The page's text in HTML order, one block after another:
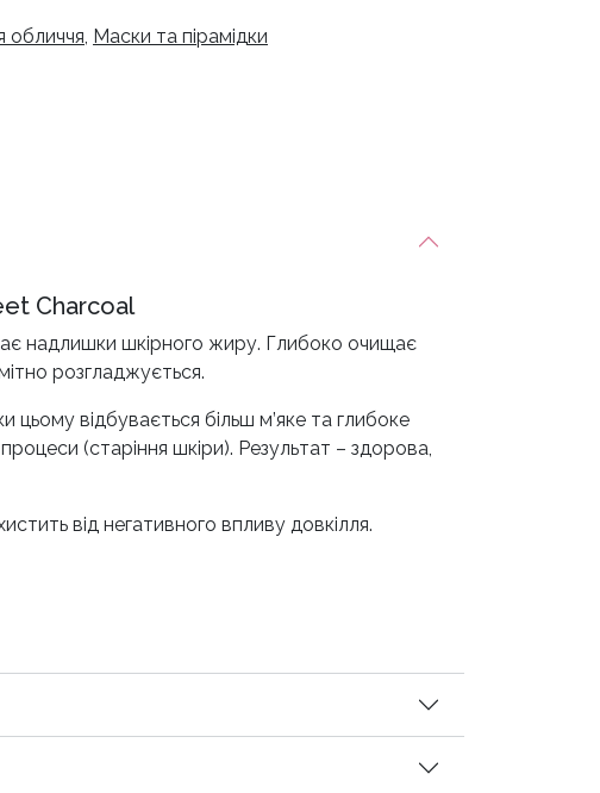
обличчя, Маски та пірамідки
Charcoal
надлишки шкірного жиру. Глибоко очищає
розгладжується.
цьому відбувається більш м’яке та глибоке
(старіння шкіри). Результат – здорова,
від негативного впливу довкілля.